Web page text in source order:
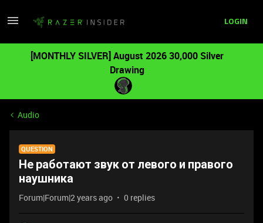
LOGIN
[MONTHLY SILVER] August 2026 30,000 Silver
Drawing
Audio
QUESTION
Не работают звук от левого и правого
наушника
Forum|Forum|2 years ago 0 replies